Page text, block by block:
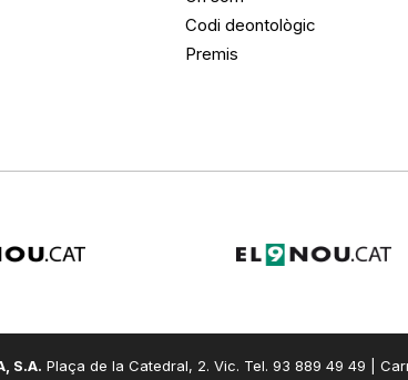
Codi deontològic
Premis
S.A. Plaça de la Catedral, 2. Vic. Tel. 93 889 49 49 |